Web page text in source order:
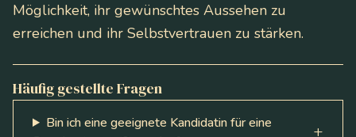
Möglichkeit, ihr gewünschtes Aussehen zu
erreichen und ihr Selbstvertrauen zu stärken.
Häufig gestellte Fragen
Bin ich eine geeignete Kandidatin für eine